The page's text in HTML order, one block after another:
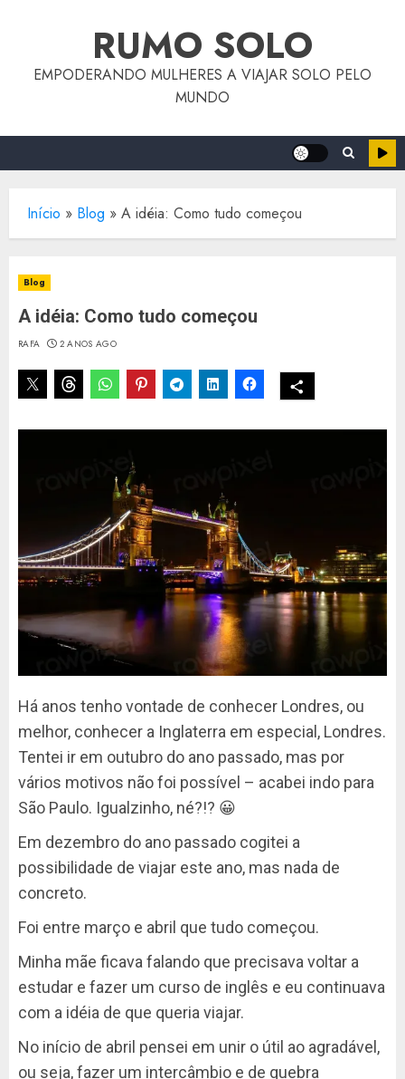
RUMO SOLO
EMPODERANDO MULHERES A VIAJAR SOLO PELO
MUNDO
Início » Blog » A idéia: Como tudo começou
Blog
A idéia: Como tudo começou
RAFA 2 ANOS AGO
Há anos tenho vontade de conhecer Londres, ou
melhor, conhecer a Inglaterra em especial, Londres.
Tentei ir em outubro do ano passado, mas por
vários motivos não foi possível – acabei indo para
São Paulo. Igualzinho, né?!? 😀
Em dezembro do ano passado cogitei a
possibilidade de viajar este ano, mas nada de
concreto.
Foi entre março e abril que tudo começou.
Minha mãe ficava falando que precisava voltar a
estudar e fazer um curso de inglês e eu continuava
com a idéia de que queria viajar.
No início de abril pensei em unir o útil ao agradável,
ou seja, fazer um intercâmbio e de quebra